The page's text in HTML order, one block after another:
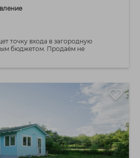
точку входа в загородную
бюджетом. Продаём не